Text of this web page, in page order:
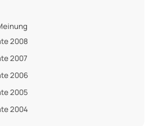
2008
2007
2006
2005
2004